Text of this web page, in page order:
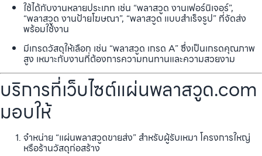
ใช้ได้กับงานหลายประเภท เช่น “พลาสวูด งานเฟอร์นิเจอร์”,
“พลาสวูด งานป้ายโฆษณา”, “พลาสวูด แบบสำเร็จรูป” ที่จัดส่ง
พร้อมใช้งาน
มีเกรดวัสดุให้เลือก เช่น “พลาสวูด เกรด A” ซึ่งเป็นเกรดคุณภาพ
สูง เหมาะกับงานที่ต้องการความทนทานและความสวยงาม
บริการที่เว็บไซต์แผ่นพลาสวูด.com
มอบให้
จำหน่าย “แผ่นพลาสวูดขายส่ง” สำหรับผู้รับเหมา โครงการใหญ่
หรือร้านวัสดุก่อสร้าง